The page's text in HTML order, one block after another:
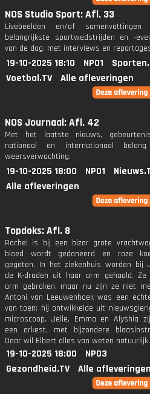
NOS Studio Sport: Afl. 33
Livebeelden en/of
belangrijkste sportwedstrijden en -
van de dag, met interviews en
19-10-2025 18:10 NPO1
Voetbal.TV
Alle afleveringen
NOS Journaal: Afl. 42
Met het laatste nieuws,
nationaal en internationaal
weersverwachting.
19-10-2025 18:00 NPO1
Alle afleveringen
Topdoks: Afl. 8
Rachel is bij een bizar grote
bloed wordt gedoneerd en roze
gegeten. In het ziekenhuis worden bij
de K-draden uit haar arm gehaald. Ze
arm gebroken, maar nu zijn ze niet
Antoni van Leeuwenhoek was een
van toen: hij ontwikkelde uit
microscoop. Jelle, Emma en Alyshia
een orkest, met bijzondere
Daar wil Elbert alles van weten natuurlijk.
19-10-2025 18:00
NPO3
Gezondheid.TV
Alle